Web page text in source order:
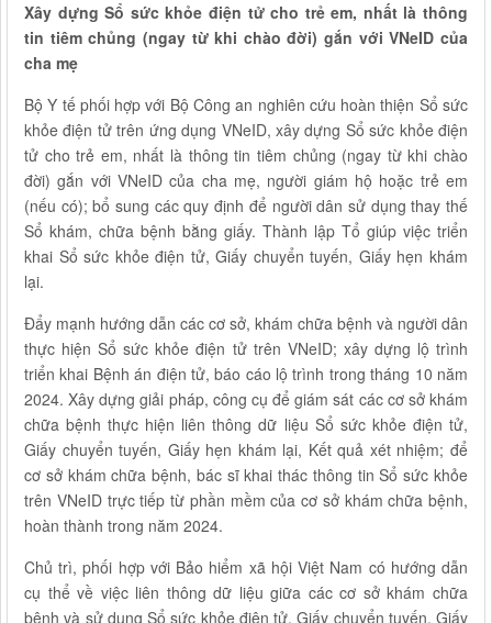
Xây dựng Sổ sức khỏe điện tử cho trẻ em, nhất là thông
tin tiêm chủng (ngay từ khi chào đời) gắn với VNeID của
cha mẹ
Bộ Y tế phối hợp với Bộ Công an nghiên cứu hoàn thiện Sổ sức
khỏe điện tử trên ứng dụng VNeID, xây dựng Sổ sức khỏe điện
tử cho trẻ em, nhất là thông tin tiêm chủng (ngay từ khi chào
đời) gắn với VNeID của cha mẹ, người giám hộ hoặc trẻ em
(nếu có); bổ sung các quy định để người dân sử dụng thay thế
Sổ khám, chữa bệnh bằng giấy. Thành lập Tổ giúp việc triển
khai Sổ sức khỏe điện tử, Giấy chuyển tuyến, Giấy hẹn khám
lại.
Đẩy mạnh hướng dẫn các cơ sở, khám chữa bệnh và người dân
thực hiện Sổ sức khỏe điện tử trên VNeID; xây dựng lộ trình
triển khai Bệnh án điện tử, báo cáo lộ trình trong tháng 10 năm
2024. Xây dựng giải pháp, công cụ để giám sát các cơ sở khám
chữa bệnh thực hiện liên thông dữ liệu Sổ sức khỏe điện tử,
Giấy chuyển tuyến, Giấy hẹn khám lại, Kết quả xét nhiệm; để
cơ sở khám chữa bệnh, bác sĩ khai thác thông tin Sổ sức khỏe
trên VNeID trực tiếp từ phần mềm của cơ sở khám chữa bệnh,
hoàn thành trong năm 2024.
Chủ trì, phối hợp với Bảo hiểm xã hội Việt Nam có hướng dẫn
cụ thể về việc liên thông dữ liệu giữa các cơ sở khám chữa
bệnh và sử dụng Sổ sức khỏe điện tử, Giấy chuyển tuyến, Giấy